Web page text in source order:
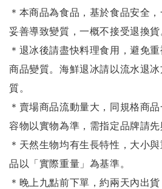
＊本商品為食品，基於食品安全
妥善導致變質，一概不接受退換貨
＊退冰後請盡快料理食用，避免
商品變質。海鮮退冰請以流水退冰
質。
＊賣場商品流動量大，同規格商
容物以實物為準，需指定品牌請先
＊天然生物均有生長特性，大小
品以「實際重量」為基準。
＊晚上九點前下單，約兩天內出貨